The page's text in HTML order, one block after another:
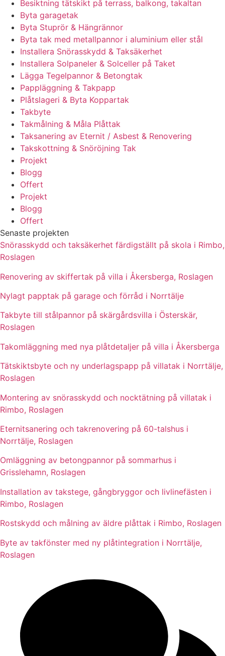
Besiktning tätskikt på terrass, balkong, takaltan
Byta garagetak
Byta Stuprör & Hängrännor
Byta tak med metallpannor i aluminium eller stål
Installera Snörasskydd & Taksäkerhet
Installera Solpaneler & Solceller på Taket
Lägga Tegelpannor & Betongtak
Pappläggning & Takpapp
Plåtslageri & Byta Koppartak
Takbyte
Takmålning & Måla Plåttak
Taksanering av Eternit / Asbest & Renovering
Takskottning & Snöröjning Tak
Projekt
Blogg
Offert
Projekt
Blogg
Offert
Senaste projekten
Snörasskydd och taksäkerhet färdigställt på skola i Rimbo,
Roslagen
Renovering av skiffertak på villa i Åkersberga, Roslagen
Nylagt papptak på garage och förråd i Norrtälje
Takbyte till stålpannor på skärgårdsvilla i Österskär,
Roslagen
Takomläggning med nya plåtdetaljer på villa i Åkersberga
Tätskiktsbyte och ny underlagspapp på villatak i Norrtälje,
Roslagen
Montering av snörasskydd och nocktätning på villatak i
Rimbo, Roslagen
Eternitsanering och takrenovering på 60-talshus i
Norrtälje, Roslagen
Omläggning av betongpannor på sommarhus i
Grisslehamn, Roslagen
Installation av takstege, gångbryggor och livlinefästen i
Rimbo, Roslagen
Rostskydd och målning av äldre plåttak i Rimbo, Roslagen
Byte av takfönster med ny plåtintegration i Norrtälje,
Roslagen